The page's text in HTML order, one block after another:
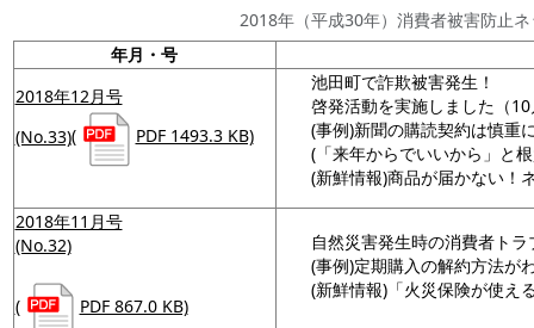
2018年（平成30年）消費者被害防止
年月・号
2018年12月号
(No.33)( PDF 1493.3 KB)
池田町で詐欺被害発生！
啓発活動を実施しました（
(事例)新聞の購読契約は慎重
(「来年からでいいから」と
(新鮮情報)商品が届かない！
2018年11月号
(No.32)
( PDF 867.0 KB)
自然災害発生時の消費者ト
(事例)定期購入の解約方法が
(新鮮情報)「火災保険が使え